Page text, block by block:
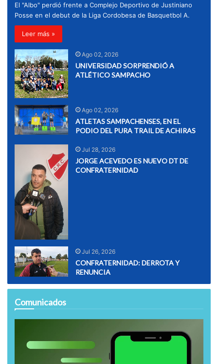
El "Albo" perdió frente a Complejo Deportivo de Justiniano
Posse en el debut de la Liga Cordobesa de Basquetbol A.
Leer más »
Ago 02, 2026
UNIVERSIDAD SORPRENDIÓ A
ATLÉTICO SAMPACHO
Ago 02, 2026
ATLETAS SAMPACHENSES, EN EL
PODIO DEL PURA TRAIL DE ACHIRAS
Jul 28, 2026
JORGE ACEVEDO ES NUEVO DT DE
CONFRATERNIDAD
Jul 26, 2026
CONFRATERNIDAD: DERROTA Y
RENUNCIA
Comunicados